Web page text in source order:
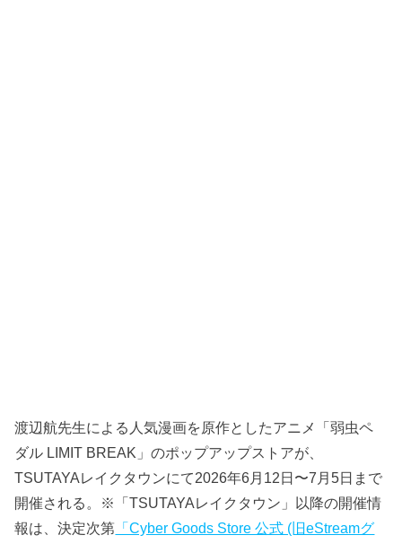
渡辺航先生による人気漫画を原作としたアニメ「弱虫ペ
ダル LIMIT BREAK」のポップアップストアが、
TSUTAYAレイクタウンにて2026年6月12日〜7月5日まで
開催される。※「TSUTAYAレイクタウン」以降の開催情
報は、決定次第 「Cyber Goods Store 公式 (旧eStreamグ